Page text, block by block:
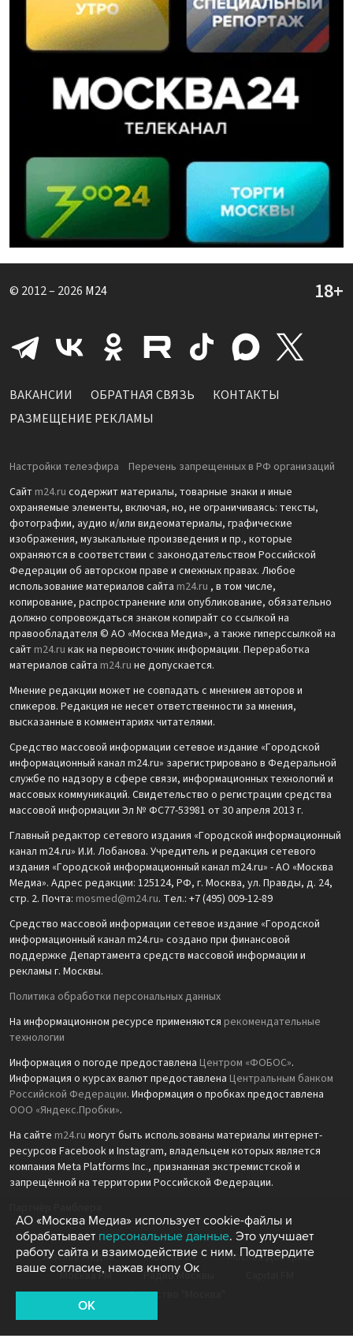
© 2012 – 2026 M24
ВАКАНСИИ ОБРАТНАЯ СВЯЗЬ
КОНТАКТЫ
РАЗМЕЩЕНИЕ РЕКЛАМЫ
Настройки телеэфира
Перечень запрещенных в РФ организаций
Сайт m24.ru содержит материалы, товарные знаки и иные
охраняемые элементы, включая, но, не ограничиваясь: тексты,
фотографии, аудио и/или видеоматериалы, графические
изображения, музыкальные произведения и пр., которые
охраняются в соответствии с законодательством Российской
Федерации об авторском праве и смежных правах. Любое
использование материалов сайта m24.ru , в том числе,
копирование, распространение или опубликование, обязательно
должно сопровождаться знаком копирайт со ссылкой на
правообладателя © АО «Москва Медиа», а также гиперссылкой на
сайт m24.ru как на первоисточник информации. Переработка
материалов сайта m24.ru не допускается.
Мнение редакции может не совпадать с мнением авторов и
спикеров. Редакция не несет ответственности за мнения,
высказанные в комментариях читателями.
Средство массовой информации сетевое издание «Городской
информационный канал m24.ru» зарегистрировано в Федеральной
службе по надзору в сфере связи, информационных технологий и
массовых коммуникаций. Свидетельство о регистрации средства
массовой информации Эл № ФС77-53981 от 30 апреля 2013 г.
Главный редактор сетевого издания «Городской информационный
канал m24.ru» И.И. Лобанова. Учредитель и редакция сетевого
издания «Городской информационный канал m24.ru» - АО «Москва
Медиа». Адрес редакции: 125124, РФ, г. Москва, ул. Правды, д. 24,
стр. 2. Почта: mosmed@m24.ru. Тел.: +7 (495) 009-12-89
Средство массовой информации сетевое издание «Городской
информационный канал m24.ru» создано при финансовой
поддержке Департамента средств массовой информации и
рекламы г. Москвы.
Политика обработки персональных данных
На информационном ресурсе применяются рекомендательные
технологии
Информация о погоде предоставлена Центром «ФОБОС».
Информация о курсах валют предоставлена Центральным банком
Российской Федерации. Информация о пробках предоставлена
ООО «Яндекс.Пробки».
На сайте m24.ru могут быть использованы материалы интернет-
ресурсов Facebook и Instagram, владельцем которых является
компания Meta Platforms Inc., признанная экстремистской и
запрещённой на территории Российской Федерации.
Москва Медиа Москва 24
Москва Доверие
Москва FM
Радио Москвы
Агентство "Москва"
АО «Москва Медиа» использует cookie-файлы и
обрабатывает персональные данные. Это улучшает
работу сайта и взаимодействие с ним. Подтвердите
ваше согласие, нажав кнопу Ок
OK